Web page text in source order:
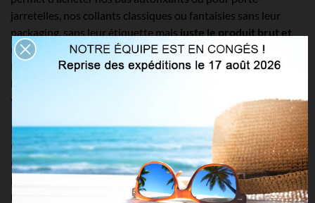
jarretelles, nos collants classiques ou fantaisies sans leur
packaging, sans leur étiquette mais juste le produit brut et
un emballage de protection basique . Cela vous laisse
l'opportunité d'y apposer votre communication avecvotre
logo, le nom de votre marque, votre code barre et même
votre prix de revente
Pour cela, nous vous invitons à prendre contact avec nos
commerciaux afin d'obtenir un devis en fonction de vos
demandes. Quel produit ? Quelle couleur ? En quelle quantité
par taille ? Nous vous livrons les produits destinés à la
marque blanche dans un emballage de protection etprêts à